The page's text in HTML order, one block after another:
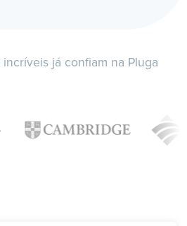
incríveis já confiam na Pluga